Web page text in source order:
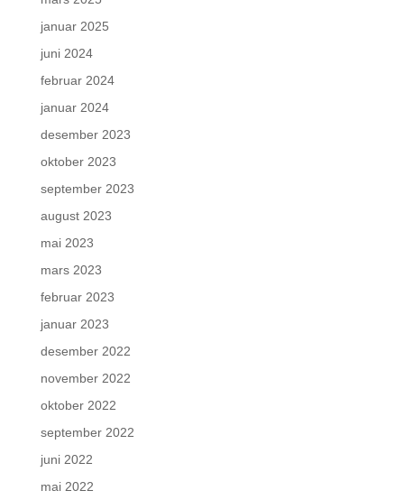
januar 2025
juni 2024
februar 2024
januar 2024
desember 2023
oktober 2023
september 2023
august 2023
mai 2023
mars 2023
februar 2023
januar 2023
desember 2022
november 2022
oktober 2022
september 2022
juni 2022
mai 2022